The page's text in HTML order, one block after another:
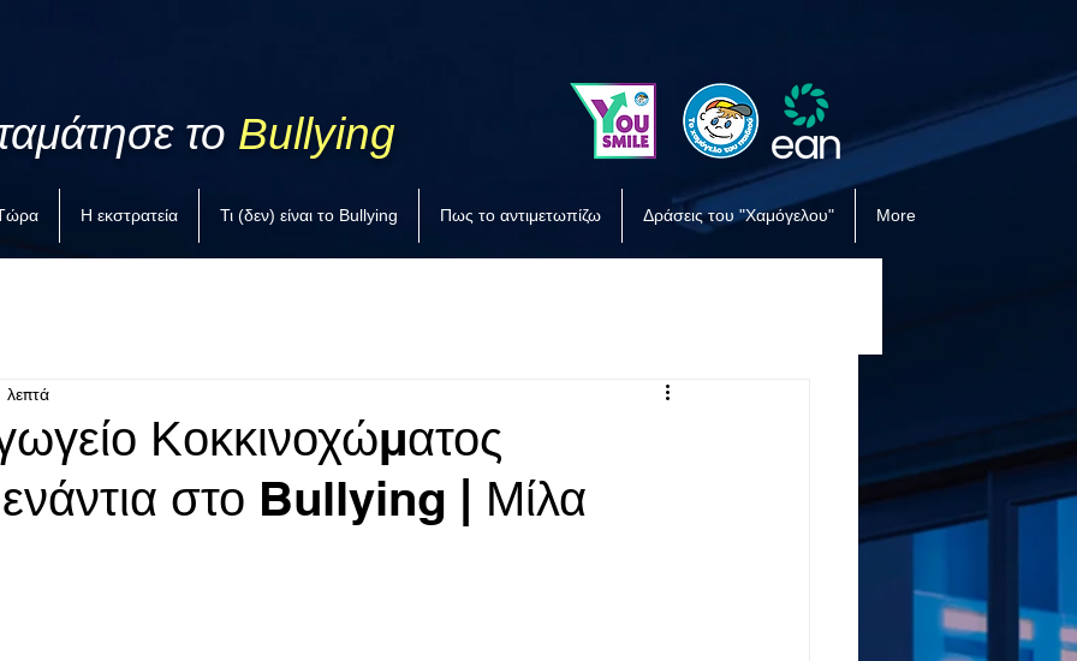
το Bullying
Η εκστρατεία Τι (δεν) είναι το Bullying Πως το αντιμετωπίζω Δράσεις του "Χαμόγελου" More
Κοκκινοχώματος
στο Bullying | Μίλα
λεπτά